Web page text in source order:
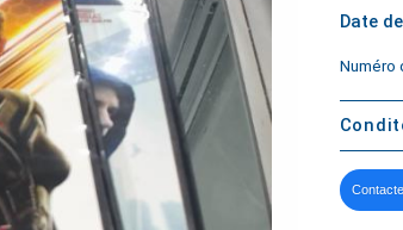
Date
Numéro